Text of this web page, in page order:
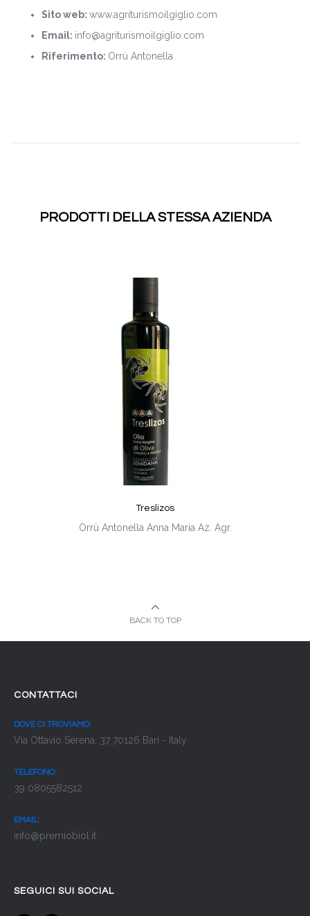
Sito web: www.agriturismoilgiglio.com
Email: info@agriturismoilgiglio.com
Riferimento: Orrù Antonella
PRODOTTI DELLA STESSA AZIENDA
Treslizos
Orrù Antonella Anna Maria Az. Agr.
BACK TO TOP
CONTATTACI
DOVE CI TROVIAMO:
Via Ottavio Serena, 37 70126 Bari - Italy
TELEFONO:
39 0805582512
EMAIL:
info@premiobiol.it
SEGUICI SUI SOCIAL